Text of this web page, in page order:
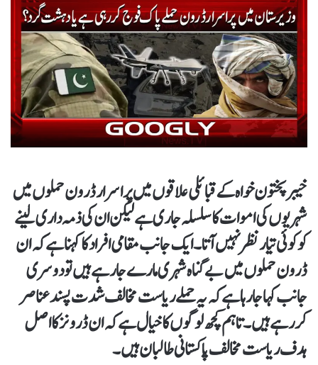
خیبر پختون خواہ کے قبائلی علاقوں میں پراسرار ڈرون حملوں میں
شہریوں کی اموات کا سلسلہ جاری ہے لیکن ان کی ذمہ داری لینے
کو کوئی تیار نظر نہیں آتا۔ ایک جانب مقامی افراد کا کہنا ہے کہ ان
ڈرون حملوں میں بے گناہ شہری مارے جا رہے ہیں تو دوسری
جانب کہا جا رہا ہے کہ یہ حملے ریاست مخالف شدت پسند عناصر
کر رہے ہیں۔ تاہم کچھ لوگوں کا خیال ہے کہ ان ڈرونز کا اصل
ہدف ریاست مخالف پاکستانی طالبان ہیں۔